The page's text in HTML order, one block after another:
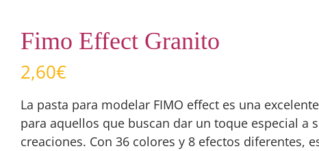
Fimo Effect Granito
2,60€
La pasta para modelar FIMO effect es una
para aquellos que buscan dar un toque especial a
creaciones. Con 36 colores y 8 efectos diferentes,